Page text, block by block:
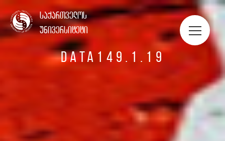
ᲡᲢᲣᲓᲔᲜᲢᲔᲑᲘᲡ ᲞᲝᲠᲢᲤᲝᲚᲘᲝ
საქართველოს
უნივერსიტეტი
DATA149.1.19